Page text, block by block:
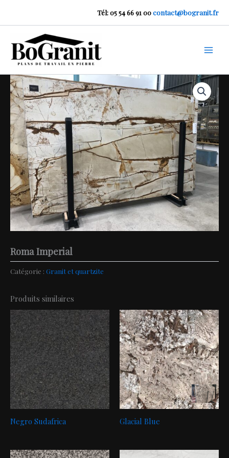
Tél: 05 54 66 91 00contact@bogranit.fr
Roma Imperial
Catégorie : Granit et quartzite
Produits similaires
Negro Sudafrica Glacial Blue